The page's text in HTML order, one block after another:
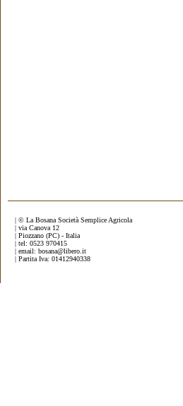
| © La Bosana Società Semplice Agricola
| via Canova 12
| Piozzano (PC) - Italia
| tel: 0523 970415
| email: bosana@libero.it
| Partita Iva: 01412940338